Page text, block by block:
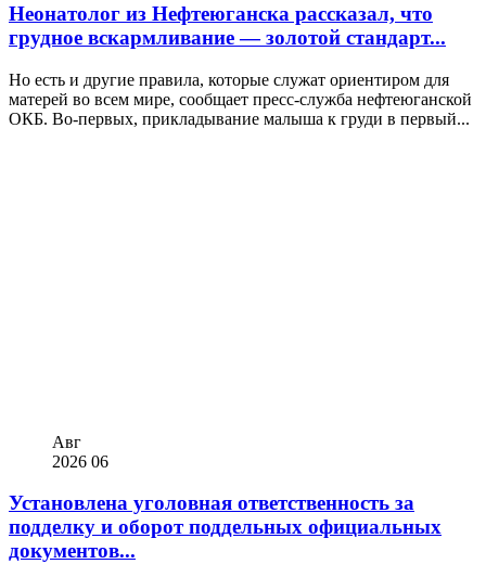
Неонатолог из Нефтеюганска рассказал, что
грудное вскармливание — золотой стандарт...
Но есть и другие правила, которые служат ориентиром для
матерей во всем мире, сообщает пресс-служба нефтеюганской
ОКБ. Во-первых, прикладывание малыша к груди в первый...
Авг
2026 06
Установлена уголовная ответственность за
подделку и оборот поддельных официальных
документов...